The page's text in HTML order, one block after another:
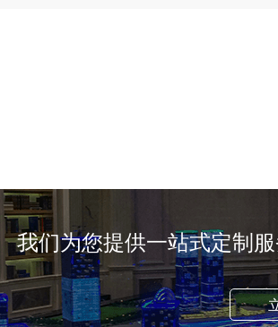
我们为您提供一站式定制